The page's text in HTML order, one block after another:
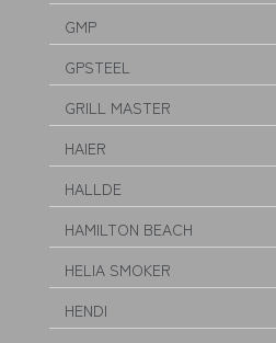
GMP
GPSTEEL
GRILL MASTER
HAIER
HALLDE
HAMILTON BEACH
HELIA SMOKER
HENDI